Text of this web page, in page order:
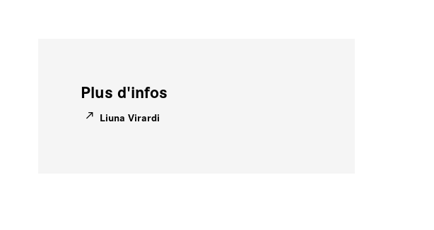
Plus d'infos
Liuna Virardi